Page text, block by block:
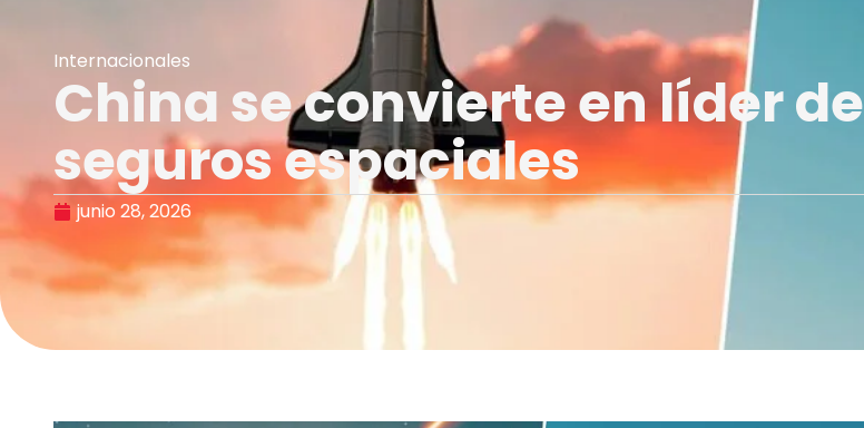
Internacionales
China se convierte en líder de
seguros espaciales
junio 28, 2026